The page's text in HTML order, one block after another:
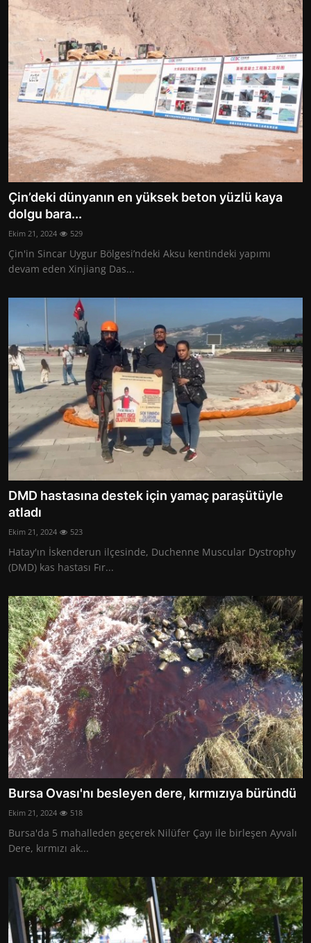
Çin’deki dünyanın en yüksek beton yüzlü kaya
dolgu bara...
Ekim 21, 2024 529
Çin'in Sincar Uygur Bölgesi’ndeki Aksu kentindeki yapımı
devam eden Xinjiang Das...
DMD hastasına destek için yamaç paraşütüyle
atladı
Ekim 21, 2024 523
Hatay'ın İskenderun ilçesinde, Duchenne Muscular Dystrophy
(DMD) kas hastası Fır...
Bursa Ovası'nı besleyen dere, kırmızıya büründü
Ekim 21, 2024 518
Bursa'da 5 mahalleden geçerek Nilüfer Çayı ile birleşen Ayvalı
Dere, kırmızı ak...